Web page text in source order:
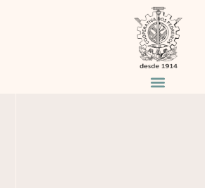
VERDE
Produtos /